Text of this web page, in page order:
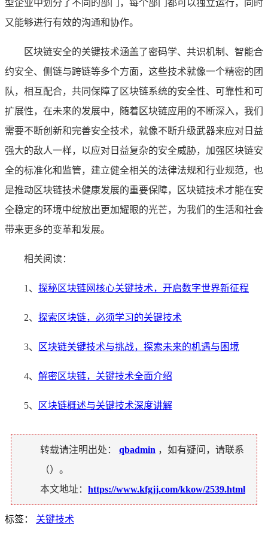
型企业中划分了不同的部门，每个部门都可以独立运行，同时
又能够进行有效的沟通和协作。
区块链安全的关键技术涵盖了密码学、共识机制、智能合
约安全、侧链与跨链等多个方面，这些技术就像一个精密的团
队，相互配合，共同保障了区块链系统的安全性、可靠性和可
扩展性，在未来的发展中，随着区块链应用的不断深入，我们
需要不断创新和完善安全技术，就像不断升级武器来应对日益
强大的敌人一样，以应对日益复杂的安全威胁，加强区块链安
全的标准化和监管，建立健全相关的法律法规和行业规范，也
是推动区块链技术健康发展的重要保障，区块链技术才能在安
全稳定的环境中绽放出更加耀眼的光芒，为我们的生活和社会
带来更多的变革和发展。
相关阅读：
1、 探秘区块链网核心关键技术，开启数字世界新征程
2、 探索区块链，必须学习的关键技术
3、 区块链关键技术与挑战，探索未来的机遇与困境
4、 解密区块链，关键技术全面介绍
5、 区块链概述与关键技术深度讲解
转载请注明出处： qbadmin ，如有疑问，请联系
（）。
本文地址： https://www.kfgjj.com/kkow/2539.html
标签： 关键技术